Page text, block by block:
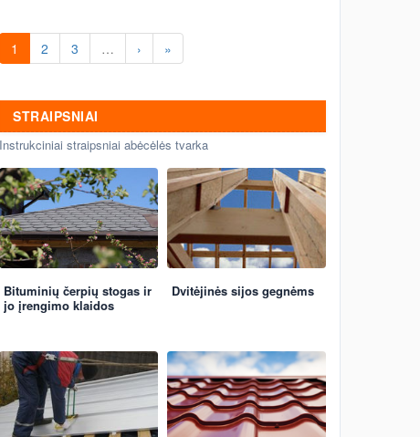
1 2 3 … › »
STRAIPSNIAI
Instrukciniai straipsniai abėcėlės tvarka
Bituminių čerpių stogas ir
jo įrengimo klaidos
Dvitėjinės sijos gegnėms